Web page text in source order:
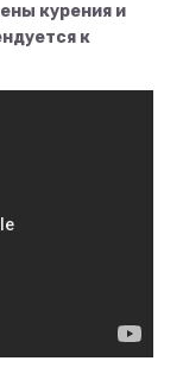
курения и
к